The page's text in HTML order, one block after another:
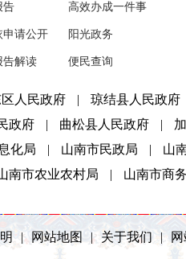
告
申请公开
告解读
高效办成一件事
阳光政务
便民查询
区人民政府 | 琼结县人民政府
政府 | 曲松县人民政府 |
化局 | 山南市民政局 | 山
南市农业农村局 | 山南市商
| 网站地图 | 关于我们 |